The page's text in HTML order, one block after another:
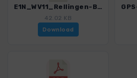
E1N_WV11_Rellingen-Blankenese_4551_2.gpx
42.02 KB
Download